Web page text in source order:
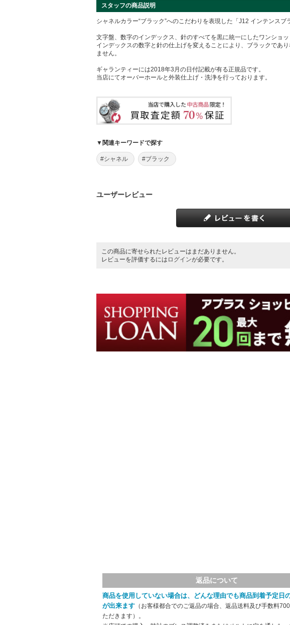
スタッフの商品説明
シャネルカラー“ブラック”へのこだわりを表現した「J12 インテンスブ
文字盤、数字のインデックス、針のすべてを黒に統一にしたワンショッ
インデックスの数字と針の仕上げを変えることにより、ブラックであ
ません。
ギャランティーには2018年3月の日付記載が有る正規品です。
当店にてオーバーホールと外装仕上げ・洗浄を行っております。
▼関連キーワードで探す
#シャネル #ブラック
ユーザーレビュー
この商品に寄せられたレビューはまだありません。
レビューを評価するには ログインが必要です。
返品について
商品を使用していない場合は、どんな理由でも商品到着予定日
が出来ます （お客様都合でのご返品の場合、返品送料及び手数料
ただきます）。